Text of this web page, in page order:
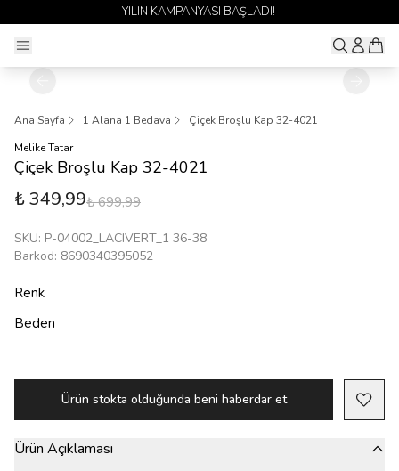
YILIN KAMPANYASI BAŞLADI!
Ana Sayfa 1 Alana 1 Bedava
Çiçek Broşlu Kap 32-4021
Melike Tatar
Çiçek Broşlu Kap 32-4021
₺ 349,99₺ 699,99
SKU: P-04002_LACIVERT_1 36-38
Barkod: 8690340395052
Renk
Beden
Ürün stokta olduğunda beni haberdar et
Ürün Açıklaması